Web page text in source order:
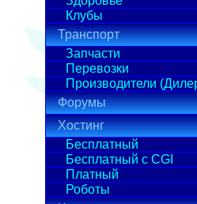
Клубы
Транспорт
Запчасти
Перевозки
Производители
Форумы
Хостинг
Бесплатный
Бесплатный с CGI
Платный
Роботы